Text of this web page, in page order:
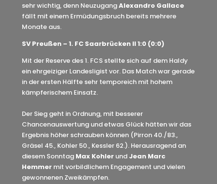
sehr wichtig, denn NeuzugangAlexandro Gallace
fällt mit einem Ermüdungsbruch bereits mehrere
Monate aus.
SV Preußen – 1. FC Saarbrücken II 1:0 (0:0)
Mit der Reserve des 1. FCS stellte sich auf dem Haldy
ein ehrgeiziger Landesligist vor. Das Match war gerade
in der ersten Hälfte sehr temporeich mit hohem
kämpferischem Einsatz.
Der Sieg geht in Ordnung, mit besserer
Chancenauswertung und etwas Glück hätten wir das
Ergebnis höher schrauben können (Pirron 40./83.,
Gräsel 45., Kohler 50., Kessler 62.). Herausragend an
diesem Sonntag Max Kohlerund Jean Marc
Hemmermit vorbildlichem Engagement und vielen
gewonnenen Zweikämpfen.